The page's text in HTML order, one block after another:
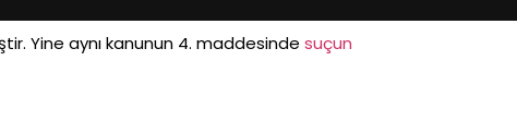
Yine aynı kanunun 4. maddesinde suçun